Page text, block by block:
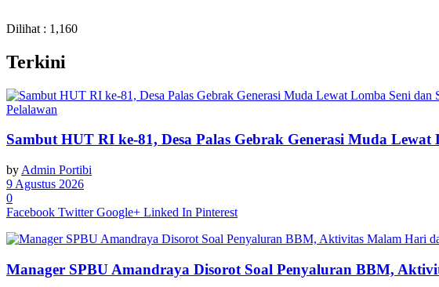
Dilihat : 1,160
Terkini
Pelalawan
Sambut HUT RI ke-81, Desa Palas Gebrak Generasi Muda Lewat
by Admin Portibi
9 Agustus 2026
0
Facebook Twitter Google+ Linked In Pinterest
Manager SPBU Amandraya Disorot Soal Penyaluran BBM,